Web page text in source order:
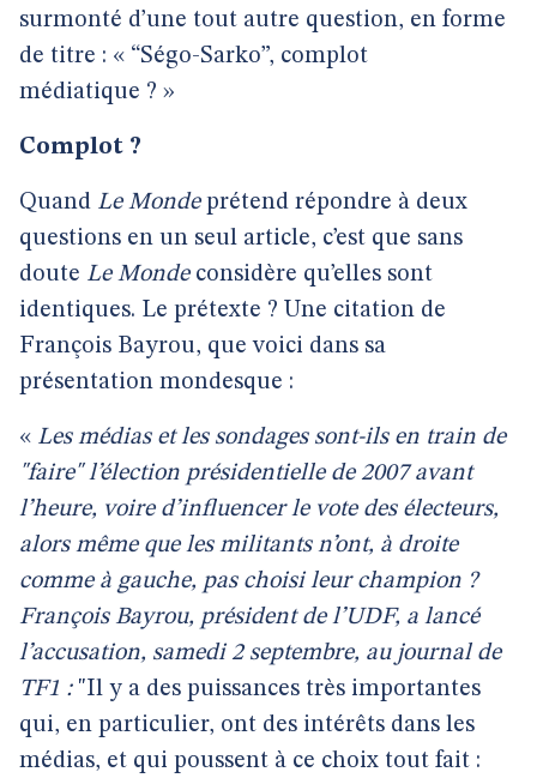
surmonté d’une tout autre question, en forme
de titre : « “Ségo-Sarko”, complot
médiatique ? »
Complot ?
Quand Le Mondeprétend répondre à deux
questions en un seul article, c’est que sans
doute Le Mondeconsidère qu’elles sont
identiques. Le prétexte ? Une citation de
François Bayrou, que voici dans sa
présentation mondesque :
« Les médias et les sondages sont-ils en train de
"faire" l’élection présidentielle de 2007 avant
l’heure, voire d’influencer le vote des électeurs,
alors même que les militants n’ont, à droite
comme à gauche, pas choisi leur champion ?
François Bayrou, président de l’UDF, a lancé
l’accusation, samedi 2 septembre, au journal de
TF1 :"Il y a des puissances très importantes
qui, en particulier, ont des intérêts dans les
médias, et qui poussent à ce choix tout fait :